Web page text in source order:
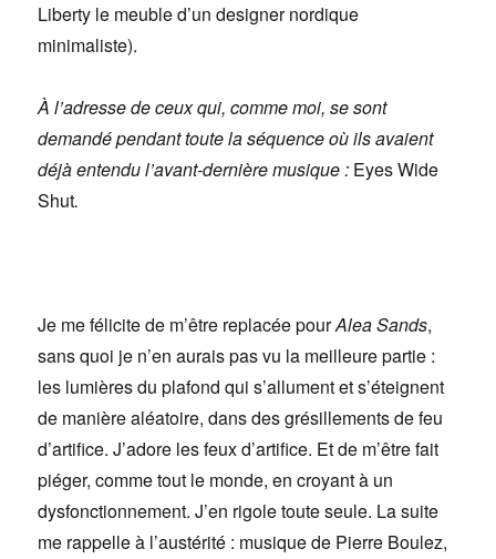
Liberty le meuble d’un designer nordique
minimaliste).
À l’adresse de ceux qui, comme moi, se sont
demandé pendant toute la séquence où ils avaient
déjà entendu l’avant-dernière musique : Eyes Wide
Shut.
Je me félicite de m’être replacée pourAlea Sands,
sans quoi je n’en aurais pas vu la meilleure partie :
les lumières du plafond qui s’allument et s’éteignent
de manière aléatoire, dans des grésillements de feu
d’artifice. J’adore les feux d’artifice. Et de m’être fait
piéger, comme tout le monde, en croyant à un
dysfonctionnement. J’en rigole toute seule. La suite
me rappelle à l’austérité : musique de Pierre Boulez,